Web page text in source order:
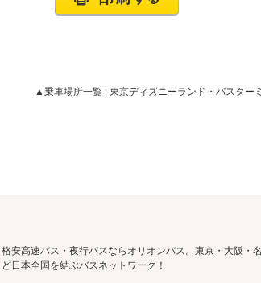
▲乗車場所一覧 | 東京ディズニーランド・バスタ
格安高速バス・夜行バスならオリオンバス。東京・大阪・
ど日本全国を結ぶバスネットワーク！